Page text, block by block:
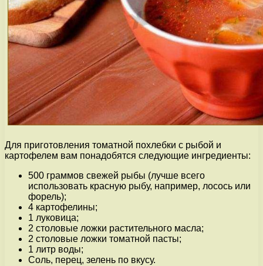
Для приготовления томатной похлебки с рыбой и
картофелем вам понадобятся следующие ингредиенты:
500 граммов свежей рыбы (лучше всего
использовать красную рыбу, например, лосось или
форель);
4 картофелины;
1 луковица;
2 столовые ложки растительного масла;
2 столовые ложки томатной пасты;
1 литр воды;
Соль, перец, зелень по вкусу.